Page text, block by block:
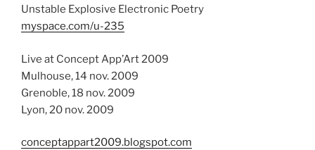
Unstable Explosive Electronic Poetry
myspace.com/u-235
Live at Concept App’Art 2009
Mulhouse, 14 nov. 2009
Grenoble, 18 nov. 2009
Lyon, 20 nov. 2009
conceptappart2009.blogspot.com